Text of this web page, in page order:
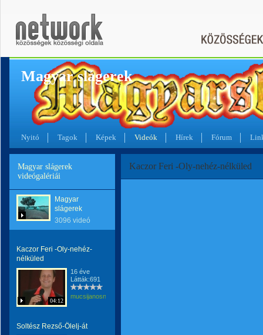
Magyar slágerek
Nyitó Tagok Képek Videók Hírek Fórum
Magyar slágerek
videógalériái
Magyar
slágerek
3096 videó
Kaczor Feri -Oly-nehéz-
nélküled
04:12
16 éve
Látták:691
mucsijanosne
Soltész Rezső-Ölelj-át
Kaczor Feri -Oly-nehéz-nélküled